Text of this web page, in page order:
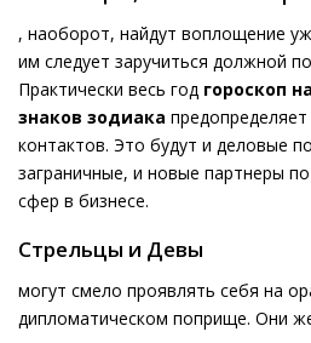
, наоборот, найдут воплощение
им следует заручиться должной
Практически весь год гороскоп
знаков зодиака
контактов. Это будут и деловые
заграничные, и новые партнеры
сфер в бизнесе.
Стрельцы и Девы
могут смело проявлять себя на
дипломатическом поприще. Они